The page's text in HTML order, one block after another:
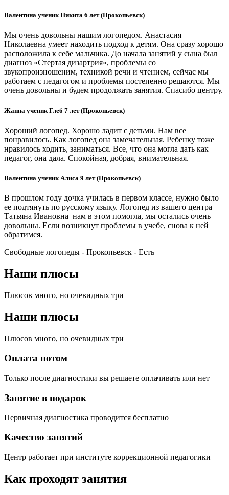
Валентина ученик Никита 6 лет (Прокопьевск)
Мы очень довольны нашим логопедом. Анастасия
Николаевна умеет находить подход к детям. Она сразу хорошо
расположила к себе мальчика. До начала занятий у сына был
диагноз «Стертая дизартрия», проблемы со
звукопроизношеним, техникой речи и чтением, сейчас мы
работаем с педагогом и проблемы постепенно решаются. Мы
очень довольны и будем продолжать занятия. Спасибо центру.
Жанна ученик Глеб 7 лет (Прокопьевск)
Хороший логопед. Хорошо ладит с детьми. Нам все
понравилось. Как логопед она замечательная. Ребенку тоже
нравилось ходить, заниматься. Все, что она могла дать как
педагог, она дала. Спокойная, добрая, внимательная.
Валентина ученик Алиса 9 лет (Прокопьевск)
В прошлом году дочка училась в первом классе, нужно было
ее подтянуть по русскому языку. Логопед из вашего центра –
Татьяна Ивановна нам в этом помогла, мы остались очень
довольны. Если возникнут проблемы в учебе, снова к ней
обратимся.
Свободные логопеды - Прокопьевск - Есть
Наши плюсы
Плюсов много, но очевидных три
Наши плюсы
Плюсов много, но очевидных три
Оплата потом
Только после диагностики вы решаете оплачивать или нет
Занятие в подарок
Первичная диагностика проводится бесплатно
Качество занятий
Центр работает при институте коррекционной педагогики
Как проходят занятия